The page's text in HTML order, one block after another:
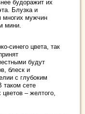
будоражит их
Блузка и
многих мужчин
мини.
синего цвета, так
будут
блеск и
с глубоким
таком сете
– желтого,